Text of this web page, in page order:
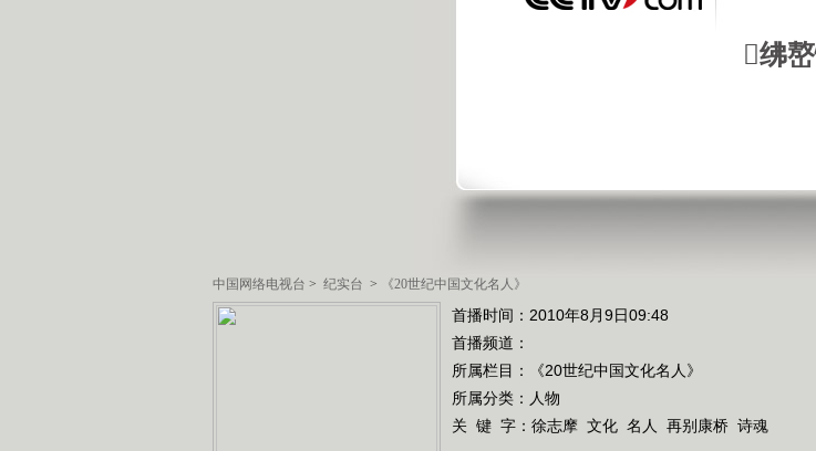
绋
中国网络电视台 > 纪实台 > 《20世纪中国文化名人》
首播时间：2010年8月9日09:48
首播频道：
所属栏目：
《20世纪中国文化名人》
所属分类：人物
关 键 字： 徐志摩 文化 名人 再别康桥 诗魂